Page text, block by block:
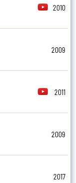
2010
2009
2011
2009
2017